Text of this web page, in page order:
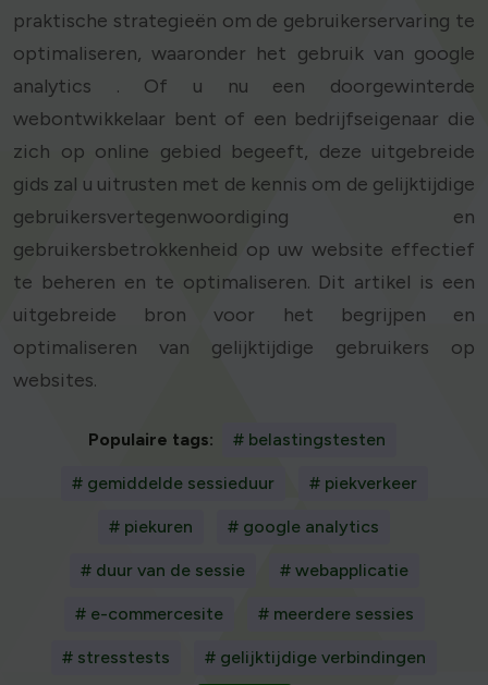
praktische strategieën om de gebruikerservaring te
optimaliseren, waaronder het gebruik van google
analytics . Of u nu een doorgewinterde
webontwikkelaar bent of een bedrijfseigenaar die
zich op online gebied begeeft, deze uitgebreide
gids zal u uitrusten met de kennis om de gelijktijdige
gebruikersvertegenwoordiging en
gebruikersbetrokkenheid op uw website effectief
te beheren en te optimaliseren. Dit artikel is een
uitgebreide bron voor het begrijpen en
optimaliseren van gelijktijdige gebruikers op
websites.
Populaire tags: # belastingstesten
# gemiddelde sessieduur # piekverkeer
# piekuren # google analytics
# duur van de sessie # webapplicatie
# e-commercesite # meerdere sessies
# stresstests
# gelijktijdige verbindingen